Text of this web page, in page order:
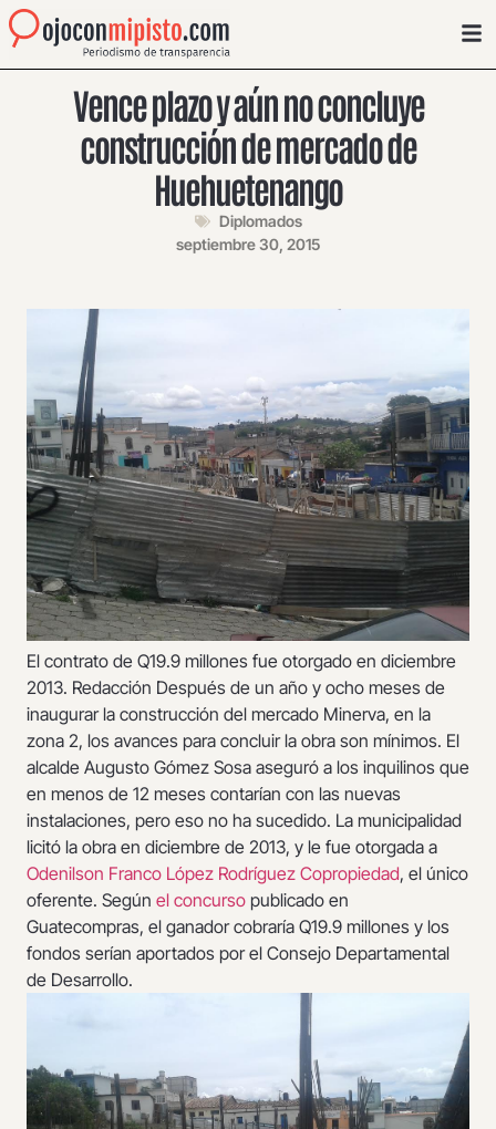
Vence plazo y aún no concluye
construcción de mercado de
Huehuetenango
Diplomados
septiembre 30, 2015
El contrato de Q19.9 millones fue otorgado en diciembre
2013. Redacción Después de un año y ocho meses de
inaugurar la construcción del mercado Minerva, en la
zona 2, los avances para concluir la obra son mínimos. El
alcalde Augusto Gómez Sosa aseguró a los inquilinos que
en menos de 12 meses contarían con las nuevas
instalaciones, pero eso no ha sucedido. La municipalidad
licitó la obra en diciembre de 2013, y le fue otorgada a
Odenilson Franco López Rodríguez Copropiedad, el único
oferente. Según el concurso publicado en
Guatecompras, el ganador cobraría Q19.9 millones y los
fondos serían aportados por el Consejo Departamental
de Desarrollo.